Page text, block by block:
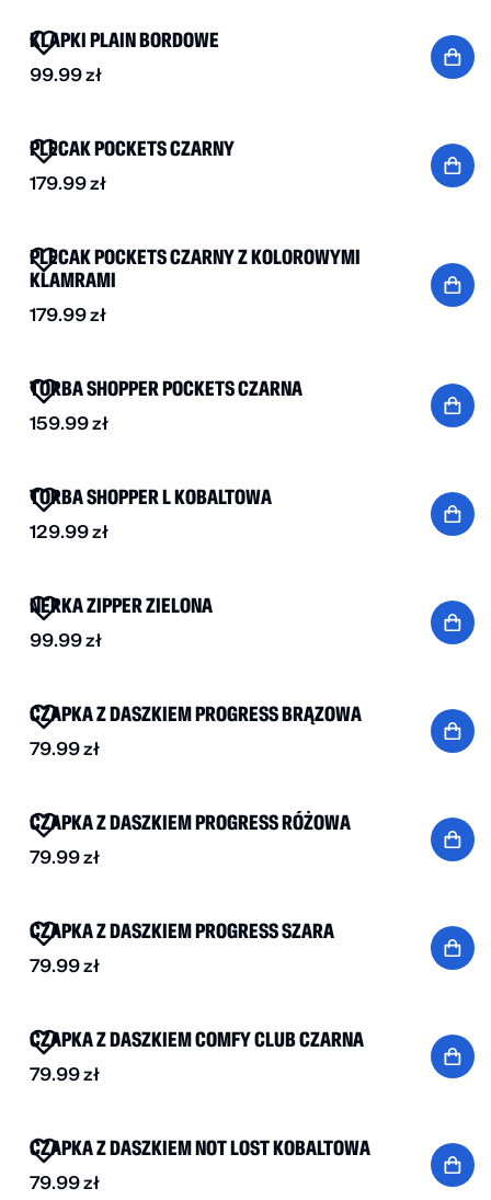
KLAPKI PLAIN BORDOWE
99.99zł
PLECAK POCKETS CZARNY
179.99zł
PLECAK POCKETS CZARNY Z KOLOROWYMI
KLAMRAMI
179.99zł
TORBA SHOPPER POCKETS CZARNA
159.99zł
TORBA SHOPPER L KOBALTOWA
129.99zł
NERKA ZIPPER ZIELONA
99.99zł
CZAPKA Z DASZKIEM PROGRESS BRĄZOWA
79.99zł
CZAPKA Z DASZKIEM PROGRESS RÓŻOWA
79.99zł
CZAPKA Z DASZKIEM PROGRESS SZARA
79.99zł
CZAPKA Z DASZKIEM COMFY CLUB CZARNA
79.99zł
CZAPKA Z DASZKIEM NOT LOST KOBALTOWA
79.99zł